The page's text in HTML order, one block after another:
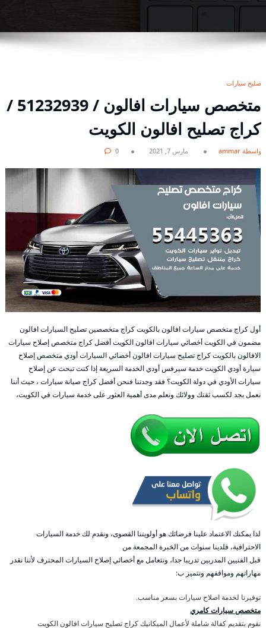
تصليح سيارات
متخصص سيارات افالون / 51232939‬ /
كراج تصليح افالون الكويت
بواسطة ammar مارس 7, 2021 0
أول كراج متخصص سيارات افالون بالكويت كراج متخصصين تصليح السيارات افالون
مضمون في الكويت أخصائي سيارات افالون الكويت أفضل كراج متخصص إصلاح سيارات
الافالون بالكويت كراج تصليح سيارات افالون أخصائي السيارات أودي متخصص إصلاح
سيارة أودي الكويت خدمة سيرفس أودي الخدمة السريعة إذا كنت تبحث عن إصلاح
سيارات الأودي في دولة الكويت؟ فقد وجدتنا فنحن أفضل كراج صيانة سيارات ، حيث أننا
نعمل بجد لكسب ثقتك وولائك ونعلم مدى أهمية العثور على خدمة سيارات في الكويت،
لذا يمكنك الاعتماد علينا فرضائك هو أولويتنا القصوى، ونقدم لك خدمة السيارات
الاحترافية، فلدينا سنوات من الخبرة المجمعة من
قبل الفنيين المدربين تدريبا جدا، ونتعامل مع أخصائي إصلاح السيارات المحترف لأننا نقدر
مهاراتهم ومواقفهم ونتميز ب:
توفيرنا لخدمة اصلاح سيارات بسعر مناسب.
متخصص سيارات كامري
نقوم بتقديم كفالة شاملة لأعمال الميكانيك كراج تصليح سيارات افالون الكويت